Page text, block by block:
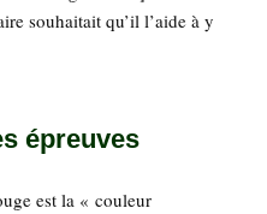
sou­hai­tait qu’il l’aide à y
épreuves
est la « cou­leur